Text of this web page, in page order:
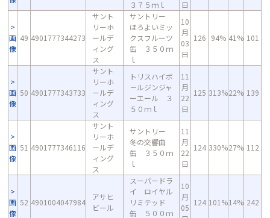
３７５ｍｌ
日
画
像
49 4901777344273
サント
リーホ
ールデ
ィング
ス
サントリー
ほろよいミッ
クスフルーツ
缶 ３５０ｍ
ｌ
10
月
03
日
126 94% 41% 101
画
像
50 4901777343733
サント
リーホ
ールデ
ィング
ス
トリスハイボ
－ルジンジャ
ーエール ３
５０ｍｌ
11
月
22
日
125 313%22% 139
画
像
51 4901777346116
サント
リーホ
ールデ
ィング
ス
サントリー
冬の交響曲
缶 ３５０ｍ
ｌ
11
月
22
日
124 330%27% 112
画
像
52 4901004047984
アサヒ
ビール
スーパードラ
イ ロイヤル
リミテッド
缶 ５００ｍ
10
月
05
124 101%14% 242